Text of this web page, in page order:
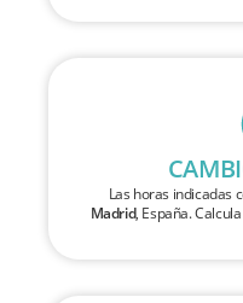
Las horas indicadas
Madrid, España.